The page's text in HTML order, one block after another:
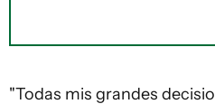
"Todas mis grandes